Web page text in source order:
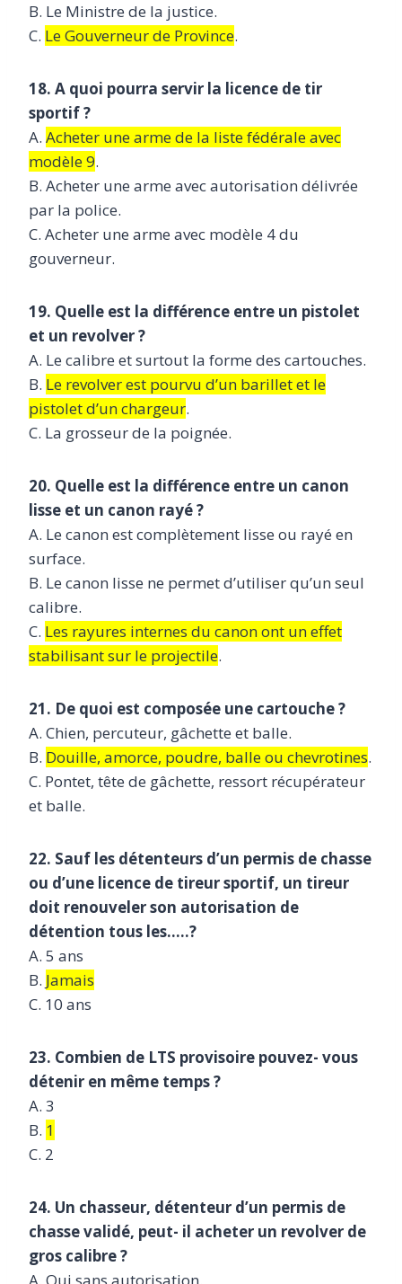
B. Le Ministre de la justice.
C. Le Gouverneur de Province.
18. A quoi pourra servir la licence de tir
sportif ?
A. Acheter une arme de la liste fédérale avec
modèle 9.
B. Acheter une arme avec autorisation délivrée
par la police.
C. Acheter une arme avec modèle 4 du
gouverneur.
19. Quelle est la différence entre un pistolet
et un revolver ?
A. Le calibre et surtout la forme des cartouches.
B. Le revolver est pourvu d’un barillet et le
pistolet d’un chargeur.
C. La grosseur de la poignée.
20. Quelle est la différence entre un canon
lisse et un canon rayé ?
A. Le canon est complètement lisse ou rayé en
surface.
B. Le canon lisse ne permet d’utiliser qu’un seul
calibre.
C. Les rayures internes du canon ont un effet
stabilisant sur le projectile.
21. De quoi est composée une cartouche ?
A. Chien, percuteur, gâchette et balle.
B. Douille, amorce, poudre, balle ou chevrotines.
C. Pontet, tête de gâchette, ressort récupérateur
et balle.
22. Sauf les détenteurs d’un permis de chasse
ou d’une licence de tireur sportif, un tireur
doit renouveler son autorisation de
détention tous les…..?
A. 5 ans
B. Jamais
C. 10 ans
23. Combien de LTS provisoire pouvez- vous
détenir en même temps ?
A. 3
B. 1
C. 2
24. Un chasseur, détenteur d’un permis de
chasse validé, peut- il acheter un revolver de
gros calibre ?